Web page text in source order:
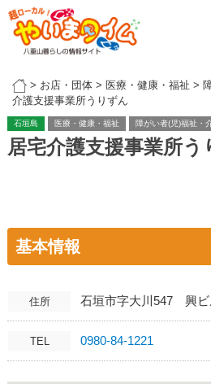
> お店・団体> 医療・健康・福祉 >
介護支援事業所うりずん
石垣島 医療・健康・福祉 障がい者(児)福祉・
居宅介護支援事業所う
基本情報
住所 石垣市字大川547 興ビ
TEL 0980-84-1221